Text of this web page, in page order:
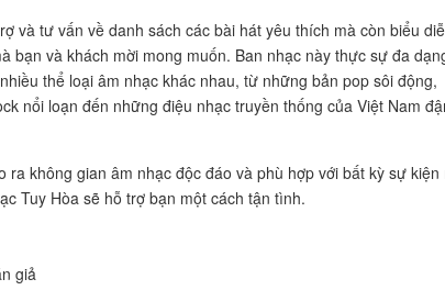
và tư vấn về danh sách các bài hát yêu thích mà còn biểu
bạn và khách mời mong muốn. Ban nhạc này thực sự đa
thể loại âm nhạc khác nhau, từ những bản pop sôi động,
nổi loạn đến những điệu nhạc truyền thống của Việt Nam
ra không gian âm nhạc độc đáo và phù hợp với bất kỳ sự kiện
Tuy Hòa sẽ hỗ trợ bạn một cách tận tình.
giả